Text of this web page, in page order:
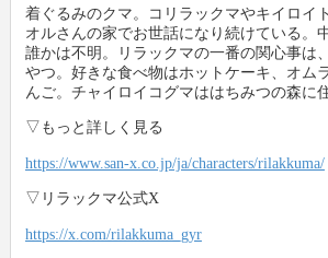
着ぐるみのクマ。コリラックマやキイロイ
オルさんの家でお世話になり続けている。
誰かは不明。リラックマの一番の関心事は
やつ。好きな食べ物はホットケーキ、オム
んご。チャイロイコグマははちみつの森に
▽もっと詳しく見る
https://www.san-x.co.jp/ja/characters/rilakkuma/
▽リラックマ公式X
https://x.com/rilakkuma_gyr